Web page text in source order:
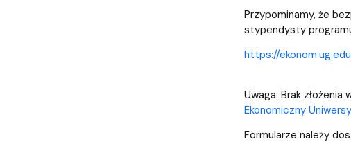
Przypominamy, że
stypendysty
https://
Uwaga: Brak
Ekonomiczny
Formularze należy